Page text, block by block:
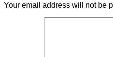
Your email address will not be